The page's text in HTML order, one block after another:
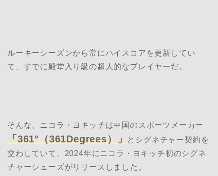
ルーキーシーズンから常にハイスコアを更新してい
て、すでに殿堂入り級の超人的なプレイヤーだ。
そんな、ニコラ・ヨキッチは中国のスポーツメーカー
「361°（361Degrees）」
とシグネチャー契約を
交わしていて、2024年にニコラ・ヨキッチ初のシグネ
チャーシューズがリリースしました。